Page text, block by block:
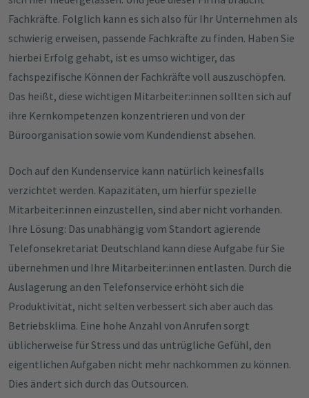
Fachkräfte. Folglich kann es sich also für Ihr Unternehmen als
schwierig erweisen, passende Fachkräfte zu finden. Haben Sie
hierbei Erfolg gehabt, ist es umso wichtiger, das
fachspezifische Können der Fachkräfte voll auszuschöpfen.
Das heißt, diese wichtigen Mitarbeiter:innen sollten sich auf
ihre Kernkompetenzen konzentrieren und von der
Büroorganisation sowie vom Kundendienst absehen.
Doch auf den Kundenservice kann natürlich keinesfalls
verzichtet werden. Kapazitäten, um hierfür spezielle
Mitarbeiter:innen einzustellen, sind aber nicht vorhanden.
Ihre Lösung: Das unabhängig vom Standort agierende
Telefonsekretariat Deutschland kann diese Aufgabe für Sie
übernehmen und Ihre Mitarbeiter:innen entlasten. Durch die
Auslagerung an den Telefonservice erhöht sich die
Produktivität, nicht selten verbessert sich aber auch das
Betriebsklima. Eine hohe Anzahl von Anrufen sorgt
üblicherweise für Stress und das untrügliche Gefühl, den
eigentlichen Aufgaben nicht mehr nachkommen zu können.
Dies ändert sich durch das Outsourcen.